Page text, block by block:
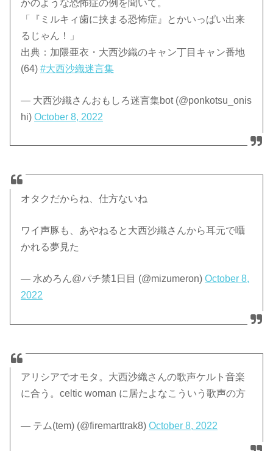
かのような恐怖症の例を聞いて。
「『ミルキィ歯に挟まる恐怖症』とかいっぱい出来
るじゃん！」
出典：加隈亜衣・大西沙織のキャン丁目キャン番地
(64)#大西沙織迷言集
— 大西沙織さんおもしろ迷言集bot (@ponkotsu_onis
hi)October 8, 2022
オタクだからね、仕方ないね
ワイ声豚も、あやねると大西沙織さんから耳元で囁
かれる夢見た
— 水めろん@パチ禁1日目 (@mizumeron)October 8,
2022
アリシアでオモタ。大西沙織さんの歌声ケルト音楽
に合う。celtic woman に居たよなこういう歌声の方
— テム(tem) (@firemarttrak8)October 8, 2022